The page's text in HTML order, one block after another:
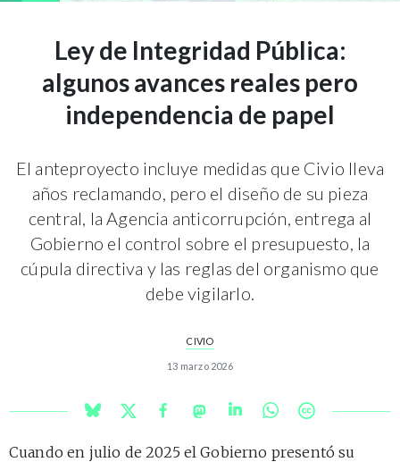
Ley de Integridad Pública:
algunos avances reales pero
independencia de papel
El anteproyecto incluye medidas que Civio lleva
años reclamando, pero el diseño de su pieza
central, la Agencia anticorrupción, entrega al
Gobierno el control sobre el presupuesto, la
cúpula directiva y las reglas del organismo que
debe vigilarlo.
CIVIO
13 marzo 2026
Cuando en julio de 2025 el Gobierno presentó su